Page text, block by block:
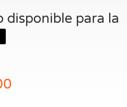
Zona Clientes
disponible para la